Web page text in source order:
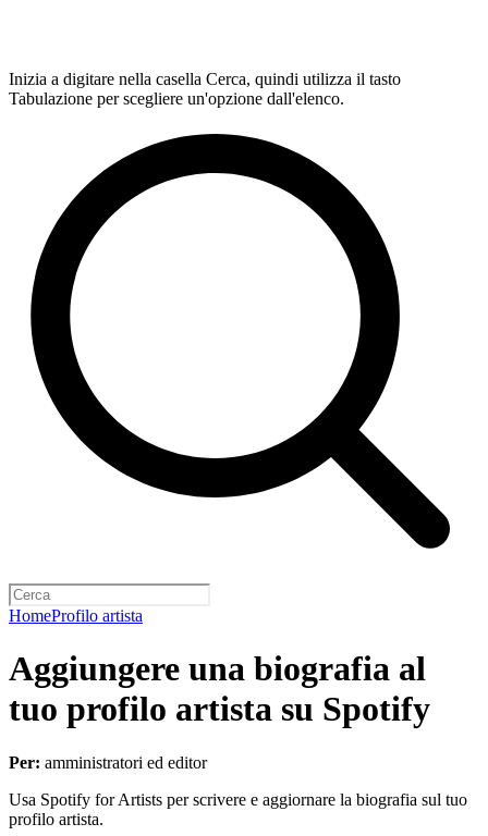
Inizia a digitare nella casella Cerca, quindi utilizza il tasto
Tabulazione per scegliere un'opzione dall'elenco.
HomeProfilo artista
Aggiungere una biografia al
tuo profilo artista su Spotify
Per: amministratori ed editor
Usa Spotify for Artists per scrivere e aggiornare la biografia sul tuo
profilo artista.